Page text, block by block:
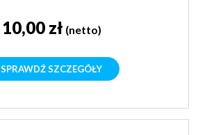
10,00 zł (netto)
SPRAWDŹ SZCZEGÓŁY